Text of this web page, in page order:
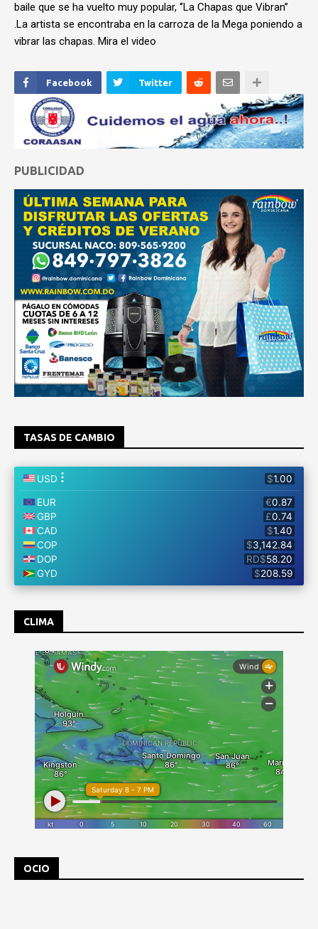
baile que se ha vuelto muy popular, ‘’La Chapas que Vibran’’
.La artista se encontraba en la carroza de la Mega poniendo a
vibrar las chapas. Mira el video
Facebook Twitter
PUBLICIDAD
TASAS DE CAMBIO
CLIMA
OCIO